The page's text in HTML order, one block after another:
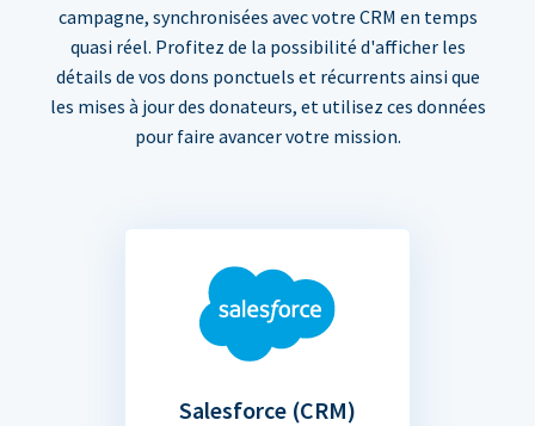
campagne, synchronisées avec votre CRM en temps
quasi réel. Profitez de la possibilité d'afficher les
détails de vos dons ponctuels et récurrents ainsi que
les mises à jour des donateurs, et utilisez ces données
pour faire avancer votre mission.
Salesforce (CRM)